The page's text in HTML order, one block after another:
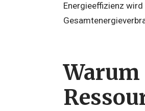
Energieeffizienz